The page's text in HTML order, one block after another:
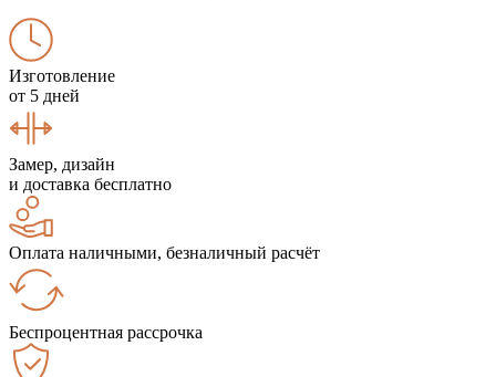
Изготовление
от 5 дней
Замер, дизайн
и доставка бесплатно
Оплата наличными, безналичный расчёт
Беспроцентная рассрочка